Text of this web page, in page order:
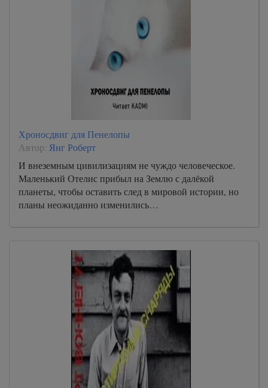
Хроносдвиг для Пенелопы
Автор: Янг Роберт
И внеземным цивилизациям не чуждо человеческое.
Маленький Отелис прибыл на Землю с далёкой
планеты, чтобы оставить след в мировой истории, но
планы неожиданно изменились…